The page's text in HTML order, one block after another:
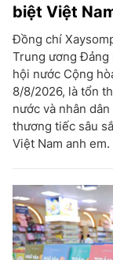
biệt Việt
Đồng chí
Trung ương Đảng
hội nước Cộng
8/8/2026, là tổn
nước và nhân
thương tiếc sâu
Việt Nam anh em.